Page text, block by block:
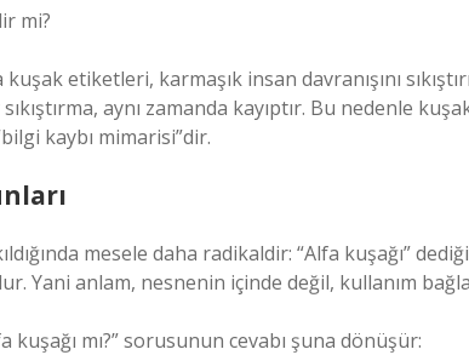
mi?
kuşak etiketleri, karmaşık insan davranışını
aynı zamanda kayıptır. Bu nedenle
kaybı mimarisi”dir.
mesele daha radikaldir: “Alfa kuşağı”
Yani anlam, nesnenin içinde değil, kullanım
kuşağı mı?” sorusunun cevabı şuna dönüşür: